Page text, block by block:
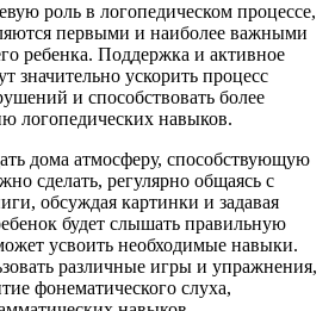
роль в логопедическом процессе,
первыми и наиболее важными
ребенка. Поддержка и активное
значительно ускорить процесс
и способствовать более
логопедических навыков.
дома атмосферу, способствующую
сделать, регулярно общаясь с
обсуждая картинки и задавая
будет слышать правильную
усвоить необходимые навыки.
различные игры и упражнения,
фонематического слуха,